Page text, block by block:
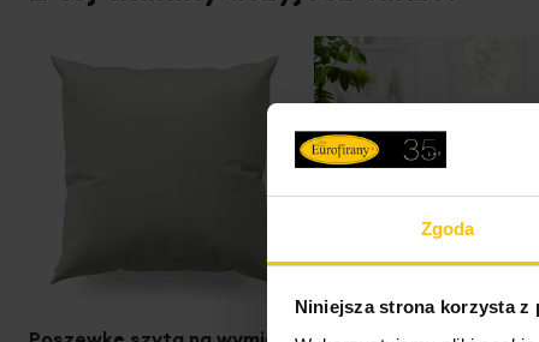
Zgoda
Niniejsza strona korzysta z